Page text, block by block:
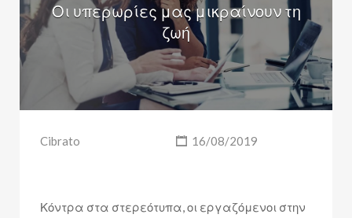
Οι υπερωρίες μας μικραίνουν τη
ζωή
Cibrato 16/08/2019
Κόντρα στα στερεότυπα, οι εργαζόμενοι στην